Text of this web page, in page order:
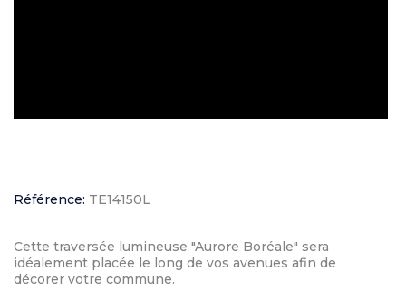
Référence: TE14150L
Cette traversée lumineuse "Aurore Boréale" sera
idéalement placée le long de vos avenues afin de
décorer votre commune.